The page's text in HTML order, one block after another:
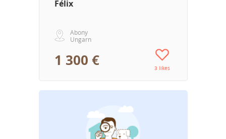
Félix
Abony
Ungarn
1 300 € 3 likes